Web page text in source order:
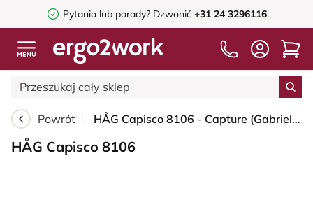
Pytania lub porady? Dzwonić +31 24 3296116
Powrót HÅG Capisco 8106 - Capture (Gabriel) - Wełna / Poliamid - CPT4401 - Warm grey - Silver - 265 mm (seat height 53-79cm) - Soft castors for hard floors
HÅG Capisco 8106